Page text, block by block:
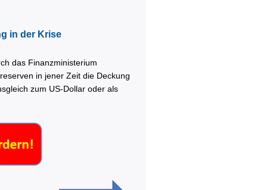
in der Krise
das Finanzministerium
in jener Zeit die Deckung
zum US-Dollar oder als